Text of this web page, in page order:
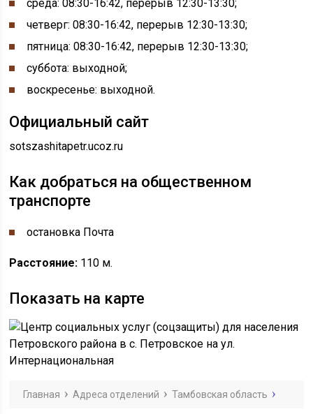
среда: 08:30-16:42, перерыв 12:30-13:30;
четверг: 08:30-16:42, перерыв 12:30-13:30;
пятница: 08:30-16:42, перерыв 12:30-13:30;
суббота: выходной;
воскресенье: выходной.
Официальный сайт
sotszashitapetr.ucoz.ru
Как добраться на общественном
транспорте
остановка Почта
Расстояние: 110 м.
Показать на карте
Главная Адреса отделений Тамбовская область